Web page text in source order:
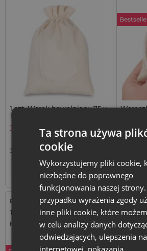
1 szt. Worek bawełniany 75 x
100 cm - naturalny
36,99
36,99 zł / szt.
Tymczasowo niedostępny
16,29
Rozmiar: 15x20 cm
Tkanina: Bawełna
Kolor:
Kolor:
Ta strona używa
cookie
Wykorzystujemy pliki cookie,
niezbędne do poprawnego
funkcjonowania naszej
przypadku wyrażenia zgody
inne pliki cookie, które
w celu analizy danych
odwiedzających, ulepszenia
internetowej, pokazania